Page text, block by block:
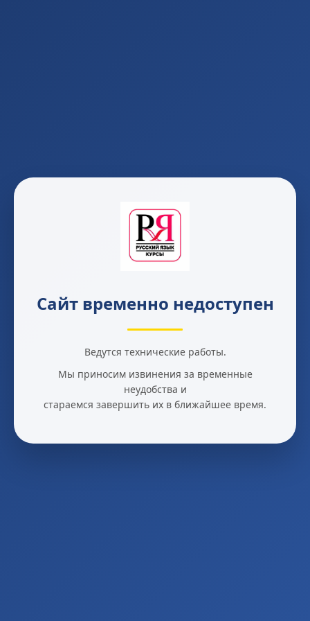
Сайт временно недоступен
Ведутся технические работы.
Мы приносим извинения за временные
неудобства и
стараемся завершить их в ближайшее время.